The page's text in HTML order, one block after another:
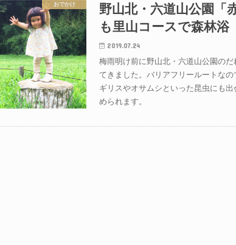
おでかけ
野山北・六道山公園「
も里山コースで森林浴
2019.07.24
梅雨明け前に野山北・六道山公園の
てきました。バリアフリールートな
ギリスやオサムシといった昆虫にも
められます。